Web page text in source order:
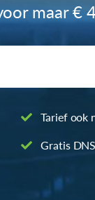
maar€
Tarief ook
Gratis